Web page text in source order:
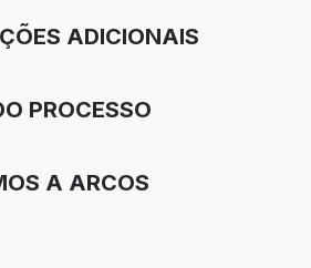
ADICIONAIS
PROCESSO
A ARCOS